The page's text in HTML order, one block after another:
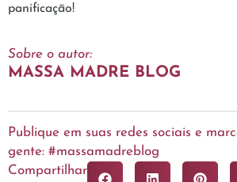
panificação!
Sobre o autor:
MASSA MADRE BLOG
Publique em suas redes sociais e
gente: #massamadreblog
Compartilhar